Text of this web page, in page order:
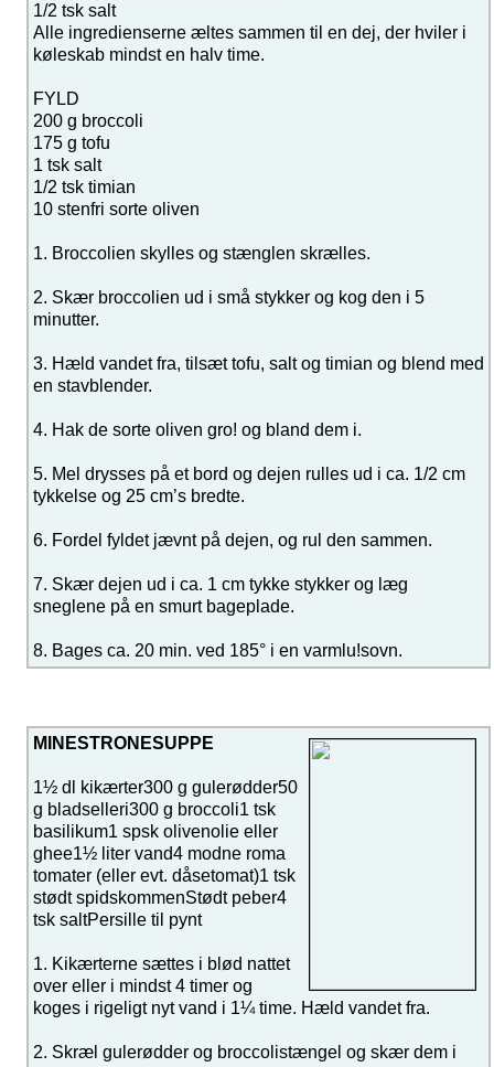
1/2 tsk salt
Alle ingredienserne æltes sammen til en dej, der hviler i
køleskab mindst en halv time.
FYLD
200 g broccoli
175 g tofu
1 tsk salt
1/2 tsk timian
10 stenfri sorte oliven
1. Broccolien skylles og stænglen skrælles.
2. Skær broccolien ud i små stykker og kog den i 5
minutter.
3. Hæld vandet fra, tilsæt tofu, salt og timian og blend med
en stavblender.
4. Hak de sorte oliven gro! og bland dem i.
5. Mel drysses på et bord og dejen rulles ud i ca. 1/2 cm
tykkelse og 25 cm’s bredte.
6. Fordel fyldet jævnt på dejen, og rul den sammen.
7. Skær dejen ud i ca. 1 cm tykke stykker og læg
sneglene på en smurt bageplade.
8. Bages ca. 20 min. ved 185° i en varmlu!sovn.
MINESTRONESUPPE
1½ dl kikærter300 g gulerødder50
g bladselleri300 g broccoli1 tsk
basilikum1 spsk olivenolie eller
ghee1½ liter vand4 modne roma
tomater (eller evt. dåsetomat)1 tsk
stødt spidskommenStødt peber4
tsk saltPersille til pynt
1. Kikærterne sættes i blød nattet
over eller i mindst 4 timer og
koges i rigeligt nyt vand i 1¼ time. Hæld vandet fra.
2. Skræl gulerødder og broccolistængel og skær dem i